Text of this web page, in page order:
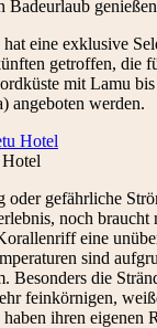
Badeurlaub
eine exklusive
getroffen, die
mit Lamu
angeboten werden.
oder gefährliche
noch braucht
eine
sind
Besonders die
feinkörnigen,
ihren eigenen